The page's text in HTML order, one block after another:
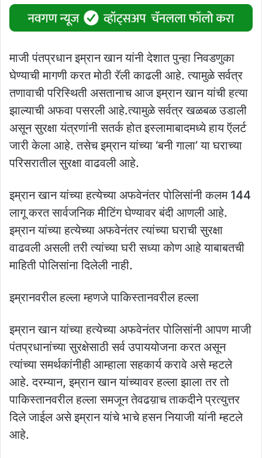
माजी पंतप्रधान इम्रान खान यांनी देशात पुन्हा निवडणुका
घेण्याची मागणी करत मोठी रॅली काढली आहे. त्यामुळे सर्वत्र
तणावाची परिस्थिती असतानाच आज इम्रान खान यांची हत्या
झाल्याची अफवा पसरली आहे.त्यामुळे सर्वत्र खळबळ उडाली
असून सुरक्षा यंत्रणांनी सतर्क होत इस्लामाबादमध्ये हाय ऍलर्ट
जारी केला आहे. तसेच इम्रान यांच्या ‘बनी गाला’ या घराच्या
परिसरातील सुरक्षा वाढवली आहे.
इम्रान खान यांच्या हत्येच्या अफवेनंतर पोलिसांनी कलम 144
लागू करत सार्वजनिक मीटिंग घेण्यावर बंदी आणली आहे.
इम्रान यांच्या हत्येच्या अफवेनंतर त्यांच्या घराची सुरक्षा
वाढवली असली तरी त्यांच्या घरी सध्या कोण आहे याबाबतची
माहिती पोलिसांना दिलेली नाही.
इम्रानवरील हल्ला म्हणजे पाकिस्तानवरील हल्ला
इम्रान खान यांच्या हत्येच्या अफवेनंतर पोलिसांनी आपण माजी
पंतप्रधानांच्या सुरक्षेसाठी सर्व उपाययोजना करत असून
त्यांच्या समर्थकांनीही आम्हाला सहकार्य करावे असे म्हटले
आहे. दरम्यान, इम्रान खान यांच्यावर हल्ला झाला तर तो
पाकिस्तानवरील हल्ला समजून तेवढय़ाच ताकदीने प्रत्युत्तर
दिले जाईल असे इम्रान यांचे भाचे हसन नियाजी यांनी म्हटले
आहे.